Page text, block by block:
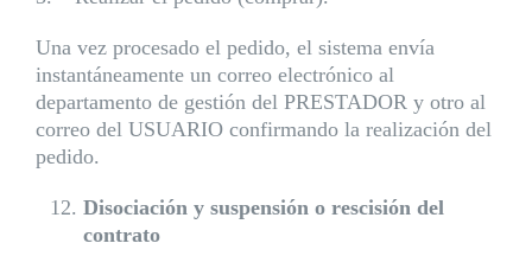
Una vez procesado el pedido, el sistema envía
instantáneamente un correo electrónico al
departamento de gestión del PRESTADOR y otro al
correo del USUARIO confirmando la realización del
pedido.
Disociación y suspensión o rescisión del
contrato